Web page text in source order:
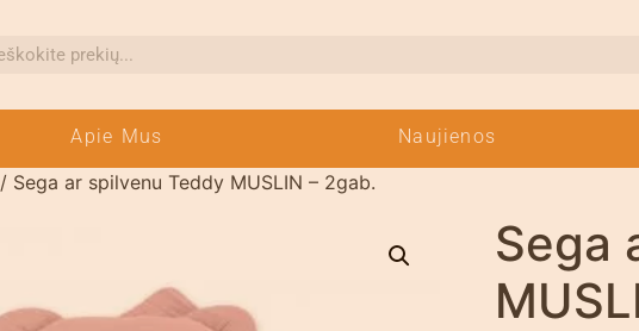
Apie Mus Naujienos
/ Sega ar spilvenu Teddy MUSLIN – 2gab.
Sega